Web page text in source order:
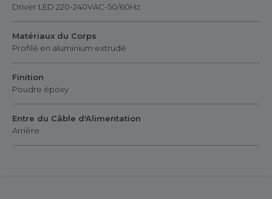
Driver LED 220-240VAC-50/60Hz
Matériaux du Corps
Profilé en aluminium extrudé
Finition
Poudre époxy
Entre du Câble d'Alimentation
Arrière